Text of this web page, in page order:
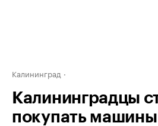
Калининград
Калининградцы
покупать машины